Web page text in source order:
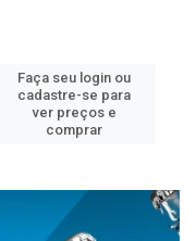
Faça seu login ou
cadastre-se para
ver preços e
comprar